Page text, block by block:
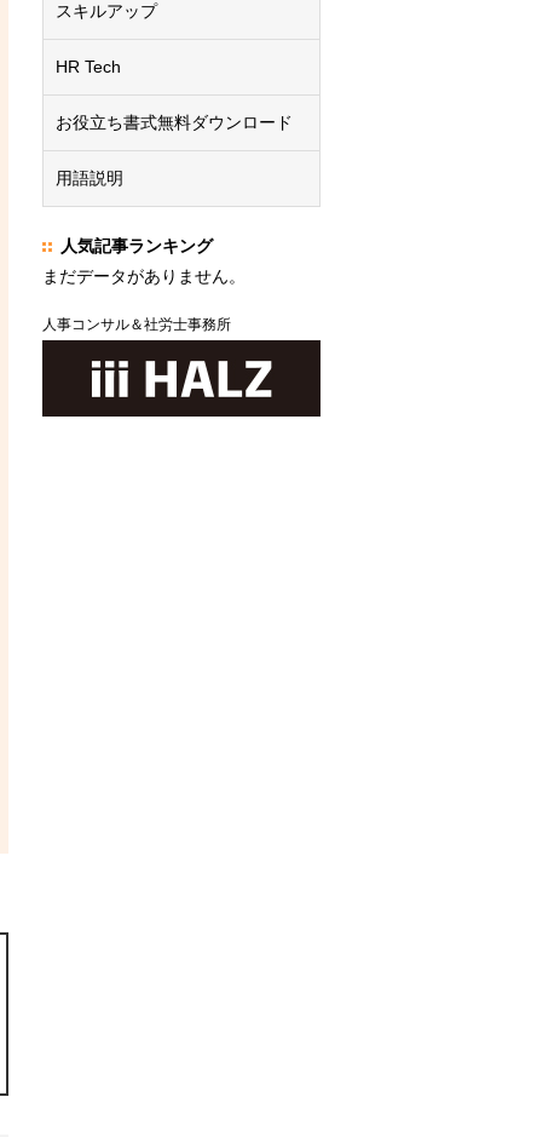
スキルアップ
HR Tech
お役立ち書式無料ダウンロード
用語説明
人気記事ランキング
まだデータがありません。
人事コンサル＆社労士事務所